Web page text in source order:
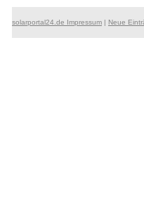
solarportal24.de Impressum | Neue